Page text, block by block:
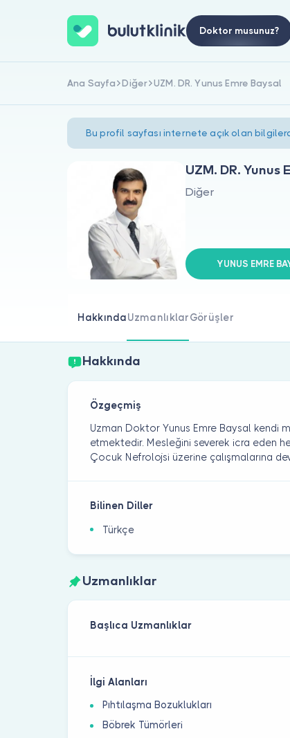
Doktor musunuz?
Ana Sayfa Diğer UZM. DR. Yunus Emre Baysal
Bu profil sayfası internete açık olan
UZM. DR. Yunus
Diğer
YUNUS EMRE
HakkındaUzmanlıklarGörüşler
Hakkında
Özgeçmiş
Uzman Doktor Yunus Emre Baysal kendi
etmektedir. Mesleğini severek icra eden
Çocuk Nefrolojsi üzerine çalışmalarına
Bilinen Diller
Türkçe
Uzmanlıklar
Başlıca Uzmanlıklar
İlgi Alanları
Pıhtılaşma Bozuklukları
Böbrek Tümörleri